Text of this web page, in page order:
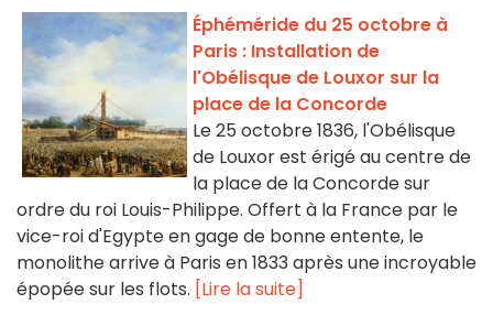
Éphéméride du 25 octobre à
Paris : Installation de
l'Obélisque de Louxor sur la
place de la Concorde
Le 25 octobre 1836, l'Obélisque
de Louxor est érigé au centre de
la place de la Concorde sur
ordre du roi Louis-Philippe. Offert à la France par le
vice-roi d'Egypte en gage de bonne entente, le
monolithe arrive à Paris en 1833 après une incroyable
épopée sur les flots. [Lire la suite]